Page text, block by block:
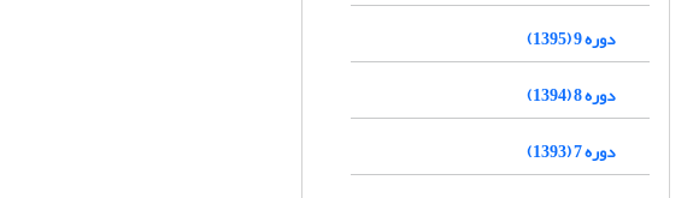
دوره 9 (1395)
دوره 8 (1394)
دوره 7 (1393)